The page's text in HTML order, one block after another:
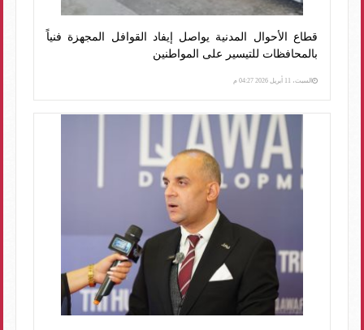
قطاع الأحوال المدنية يواصل إيفاد القوافل المجهزة فنياً
بالمحافظات للتيسير على المواطنين
السبت، 11 أبريل 2026 04:27 م